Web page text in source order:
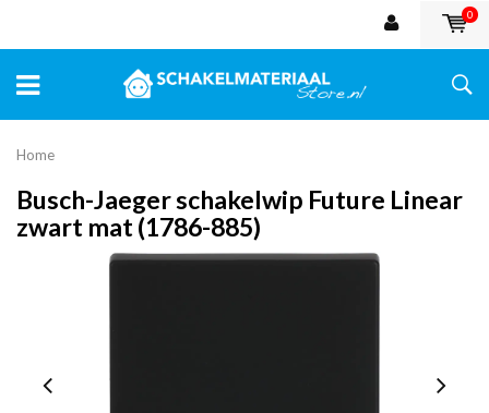
0
Home
Busch-Jaeger schakelwip Future Linear
zwart mat (1786-885)